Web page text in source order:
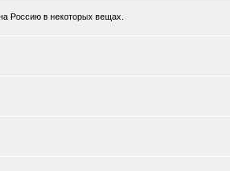
Россию в некоторых вещах.